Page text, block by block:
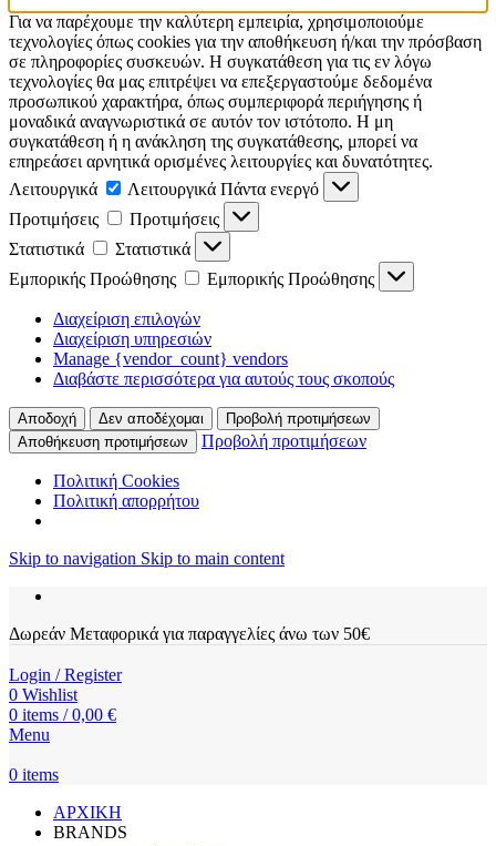
Για να παρέχουμε την καλύτερη εμπειρία, χρησιμοποιούμε
τεχνολογίες όπως cookies για την αποθήκευση ή/και την πρόσβαση
σε πληροφορίες συσκευών. Η συγκατάθεση για τις εν λόγω
τεχνολογίες θα μας επιτρέψει να επεξεργαστούμε δεδομένα
προσωπικού χαρακτήρα, όπως συμπεριφορά περιήγησης ή
μοναδικά αναγνωριστικά σε αυτόν τον ιστότοπο. Η μη
συγκατάθεση ή η ανάκληση της συγκατάθεσης, μπορεί να
επηρεάσει αρνητικά ορισμένες λειτουργίες και δυνατότητες.
Λειτουργικά
Λειτουργικά Πάντα ενεργό
Προτιμήσεις
Προτιμήσεις
Στατιστικά
Στατιστικά
Εμπορικής Προώθησης
Εμπορικής Προώθησης
Διαχείριση επιλογών
Διαχείριση υπηρεσιών
Manage {vendor_count} vendors
Διαβάστε περισσότερα για αυτούς τους σκοπούς
Αποδοχή Δεν αποδέχομαι
Προβολή προτιμήσεων
Αποθήκευση προτιμήσεων
Προβολή προτιμήσεων
Πολιτική Cookies
Πολιτική απορρήτου
Skip to navigation Skip to main content
Δωρεάν Μεταφορικά για παραγγελίες άνω των 50€
Login / Register
0 Wishlist
0 items / 0,00 €
Menu
0 items
ΑΡΧΙΚΗ
BRANDS